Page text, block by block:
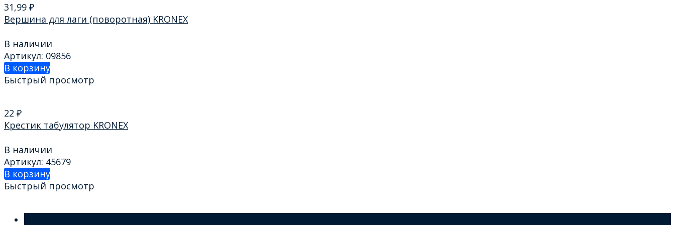
31,99 ₽
Вершина для лаги (поворотная) KRONEX
В наличии
Артикул: 09856
В корзину
Быстрый просмотр
22 ₽
Крестик табулятор KRONEX
В наличии
Артикул: 45679
В корзину
Быстрый просмотр